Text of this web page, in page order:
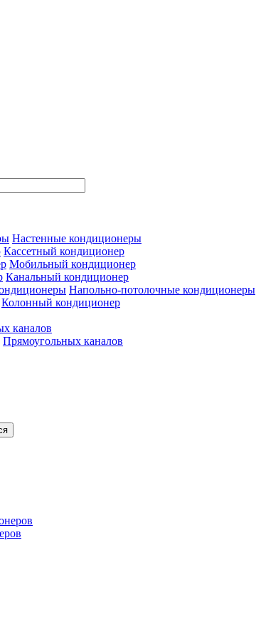
Настенные кондиционеры
Кассетный кондиционер
Мобильный кондиционер
Канальный кондиционер
Напольно-потолочные кондиционеры
Колонный кондиционер
каналов
Прямоугольных каналов